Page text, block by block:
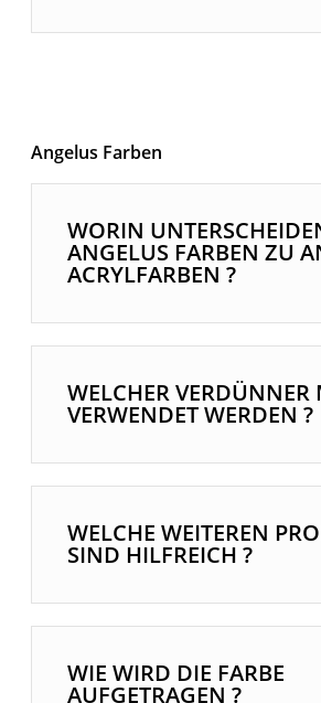
Angelus Farben
WORIN
ANGELUS FARBEN ZU
ACRYLFARBEN ?
WELCHER VERDÜNNER
VERWENDET WERDEN ?
WELCHE WEITEREN
SIND HILFREICH ?
WIE WIRD DIE FARBE
AUFGETRAGEN ?